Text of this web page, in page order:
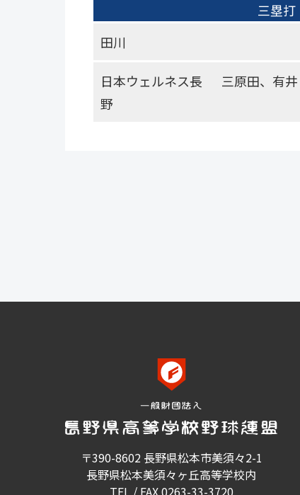
三塁打
田川
日本ウェルネス長
野
三原田、有井
〒390-8602 長野県松本市美須々2-1
長野県松本美須々ヶ丘高等学校内
TEL / FAX 0263-33-3720